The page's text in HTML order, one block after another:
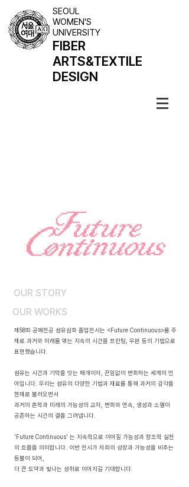
SEOUL
WOMEN'S
UNIVERSITY
FIBER
ARTS&TEXTILE
DESIGN
OUR STORY
OUR WORKS
제58회 공예전공 섬유심화 졸업전시는 <Future Continuous>를 주
제로 과거와 미래를 엮는 지속의 시간을 프린팅, 우븐 등의 기법으로
표현했습니다.
섬유는 시간과 기억을 잇는 매개이자, 끈임없이 변화하는 세계의 언
어입니다. 우리는 섬유의 다양한 기법과 재료를 통해 과거의 감각을
현재로 불러오면서
과거의 흔적과 미래의 가능성의 교차, 변화와 연속, 생성과 소멸이
공존하는 시간의 결을 그려냅니다.
'Future Continuous' 는 지속적으로 이어질 가능성과 창조적 실천
의 흐름을 의미합니다. 이번 전시가 저희의 성장과 가능성을 비추는
등불이 되어,
더 큰 도약과 빛나는 성취로 이어지길 기대합니다.